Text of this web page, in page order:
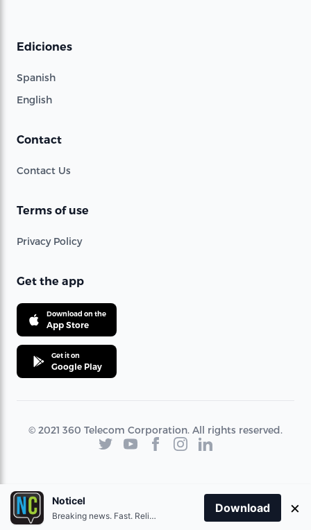
Ediciones
Spanish
English
Contact
Contact Us
Terms of use
Privacy Policy
Get the app
Download on the
App Store
Get it on
Google Play
© 2021 360 Telecom Corporation. All rights reserved.
Noticel
Breaking news. Fast. Reliable.
Download ×